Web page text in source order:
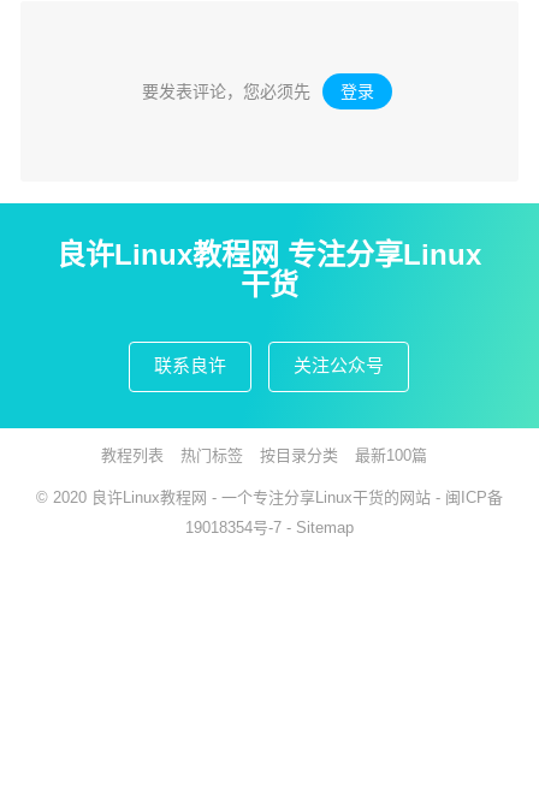
要发表评论，您必须先 登录 。
良许Linux教程网 专注分享Linux
干货
联系良许 关注公众号
教程列表 热门标签 按目录分类 最新100篇
© 2020 良许Linux教程网 - 一个专注分享Linux干货的网站 - 闽ICP备
19018354号-7 - Sitemap